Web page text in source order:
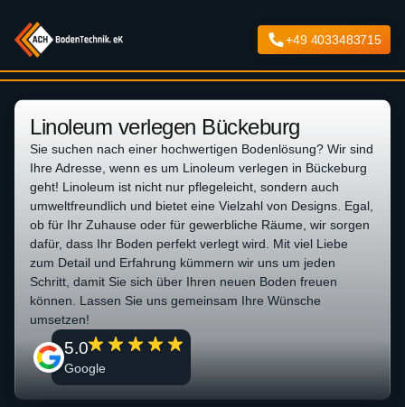
+49 4033483715
Linoleum verlegen Bückeburg
Sie suchen nach einer hochwertigen Bodenlösung? Wir sind
Ihre Adresse, wenn es um Linoleum verlegen in Bückeburg
geht! Linoleum ist nicht nur pflegeleicht, sondern auch
umweltfreundlich und bietet eine Vielzahl von Designs. Egal,
ob für Ihr Zuhause oder für gewerbliche Räume, wir sorgen
dafür, dass Ihr Boden perfekt verlegt wird. Mit viel Liebe
zum Detail und Erfahrung kümmern wir uns um jeden
Schritt, damit Sie sich über Ihren neuen Boden freuen
können. Lassen Sie uns gemeinsam Ihre Wünsche
umsetzen!
5.0
Google